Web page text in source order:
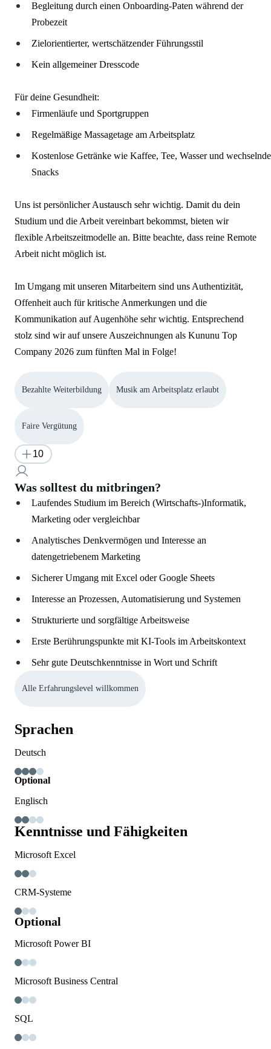
Begleitung durch einen Onboarding-Paten während der
Probezeit
Zielorientierter, wertschätzender Führungsstil
Kein allgemeiner Dresscode
Für deine Gesundheit:
Firmenläufe und Sportgruppen
Regelmäßige Massagetage am Arbeitsplatz
Kostenlose Getränke wie Kaffee, Tee, Wasser und wechselnde
Snacks
Uns ist persönlicher Austausch sehr wichtig. Damit du dein
Studium und die Arbeit vereinbart bekommst, bieten wir
flexible Arbeitszeitmodelle an. Bitte beachte, dass reine Remote
Arbeit nicht möglich ist.
Im Umgang mit unseren Mitarbeitern sind uns Authentizität,
Offenheit auch für kritische Anmerkungen und die
Kommunikation auf Augenhöhe sehr wichtig. Entsprechend
stolz sind wir auf unsere Auszeichnungen als Kununu Top
Company 2026 zum fünften Mal in Folge!
Bezahlte Weiterbildung Musik am Arbeitsplatz erlaubt
Faire Vergütung
10
Was solltest du mitbringen?
Laufendes Studium im Bereich (Wirtschafts-)Informatik,
Marketing oder vergleichbar
Analytisches Denkvermögen und Interesse an
datengetriebenem Marketing
Sicherer Umgang mit Excel oder Google Sheets
Interesse an Prozessen, Automatisierung und Systemen
Strukturierte und sorgfältige Arbeitsweise
Erste Berührungspunkte mit KI-Tools im Arbeitskontext
Sehr gute Deutschkenntnisse in Wort und Schrift
Alle Erfahrungslevel willkommen
Sprachen
Deutsch
Optional
Englisch
Kenntnisse und Fähigkeiten
Microsoft Excel
CRM-Systeme
Optional
Microsoft Power BI
Microsoft Business Central
SQL